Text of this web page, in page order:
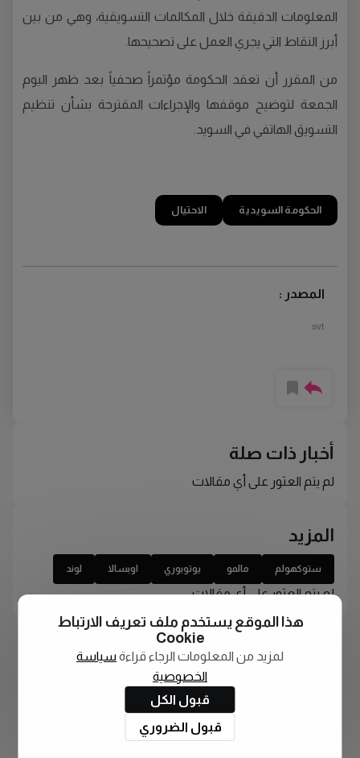
المعلومات الدقيقة خلال المكالمات التسويقية، وهي من بين
أبرز النقاط التي يجري العمل على تصحيحها.
من المقرر أن تعقد الحكومة مؤتمراً صحفياً بعد ظهر اليوم
الجمعة لتوضيح موقفها والإجراءات المقترحة بشأن تنظيم
التسويق الهاتفي في السويد.
الحكومة السويدية الاحتيال
المصدر :
svt
أخبار ذات صلة
لم يتم العثور على أي مقالات
المزيد
ستوكهولم مالمو يوتوبوري اوبسالا لوند
لم يتم العثور على أي مقالات
هذا الموقع يستخدم ملف تعريف الارتباط
Cookie
لمزيد من المعلومات الرجاء قراءة سياسة
الخصوصية
قبول الكل
قبول الضروري